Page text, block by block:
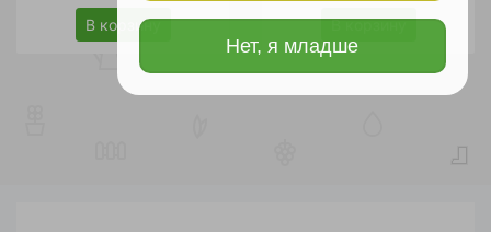
Нет, я младше
В корзину
В корзину